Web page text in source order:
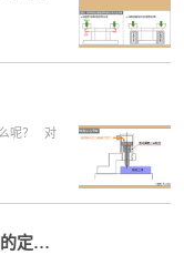
呢？ 对
可避免受到毛刺和异物所带来的不良影响的定位基准结构